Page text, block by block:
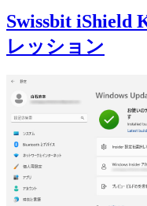
Swissbit iShield
レッション